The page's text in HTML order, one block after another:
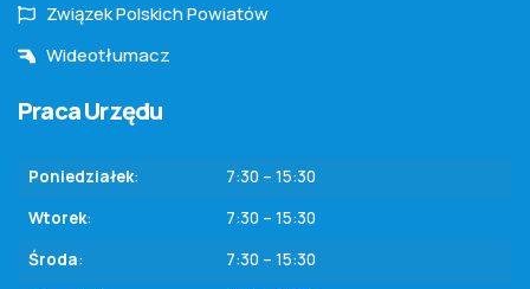
Praca Urzędu
Poniedziałek:
7:30 – 15:30
Wtorek:
7:30 – 15:30
Środa:
7:30 – 15:30
Związek Polskich Powiatów
Wideotłumacz